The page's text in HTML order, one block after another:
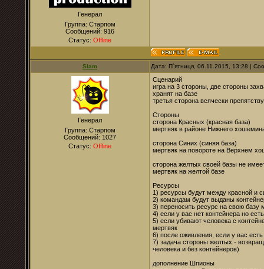
Генерал
Группа: Старпом
Сообщений: 916
Статус: Offline
Slam Дата: П`ятниця, 06.11.2015, 13:28 |
Генерал
Группа: Старпом
Сообщений: 1027
Статус: Offline
Сценарий
игра на 3 стороны, две стороны
хранят на базе
третья сторона всячески
Стороны
сторона Красных (красная база)
мертвяк в районе Нижнего
сторона Синих (синяя база)
мертвяк на повороте на Верхнем
сторона желтых своей базы не
мертвяк на желтой базе
Ресурсы
1) ресурсы будут между красной и
2) командам будут выданы
3) переносить ресурс на свою базу
4) если у вас нет контейнера но
5) если убивают человека с
мертвяк
6) после оживления, если у вас
7) задача стороны желтых -
человека и без контейнеров)
дополнение Шпионы